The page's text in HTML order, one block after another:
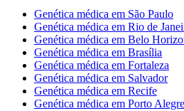
Genética médica em São Paulo
Genética médica em Rio de
Genética médica em Belo
Genética médica em Brasília
Genética médica em Fortaleza
Genética médica em Salvador
Genética médica em Recife
Genética médica em Porto Alegre